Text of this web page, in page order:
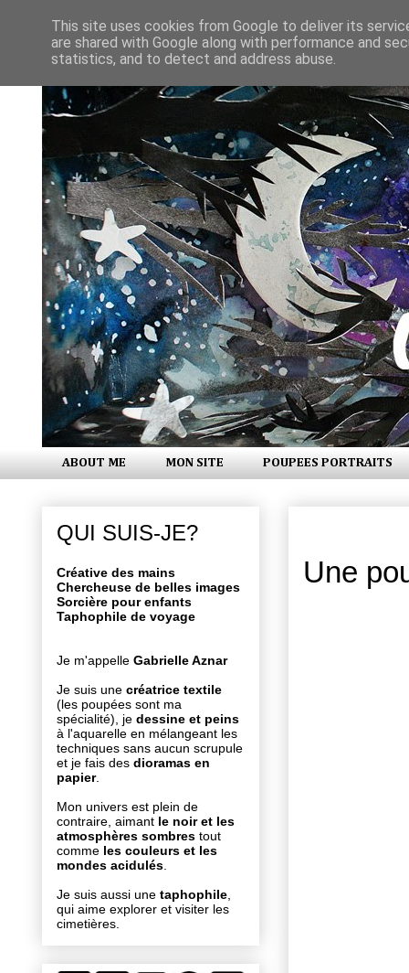
ABOUT ME MON SITE POUPEES PORTRAITS
Une
QUI SUIS-JE?
Créative des mains
Chercheuse de belles images
Sorcière pour enfants
Taphophile de voyage
Je m'appelle Gabrielle Aznar
Je suis une créatrice textile
(les poupées sont ma
spécialité), je dessine et peins
à l'aquarelle en mélangeant les
techniques sans aucun scrupule
et je fais des dioramas en
papier.
Mon univers est plein de
contraire, aimant le noir et les
atmosphères sombres tout
comme les couleurs et les
mondes acidulés
Je suis aussi une taphophile
qui aime explorer et visiter les
cimetières.
This site uses cookies from Google to deliver its
are shared with Google along with performance and
statistics, and to detect and address abuse.